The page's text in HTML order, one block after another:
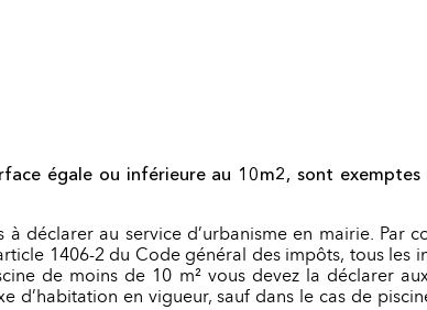
égale ou inférieure au 10m2, sont
à déclarer au service d’urbanisme en mairie.
1406-2 du Code général des impôts, tous les
de moins de 10 m² vous devez la déclarer
d’habitation en vigueur, sauf dans le cas de